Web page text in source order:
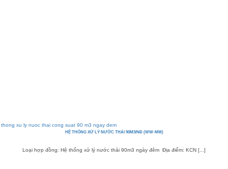
HỆ THỐNG XỬ LÝ NƯỚC THẢI 90M3/NĐ (WW-MM)
Loại hợp đồng: Hệ thống xử lý nước thải 90m3 ngày đêm Địa điểm: KCN [...]